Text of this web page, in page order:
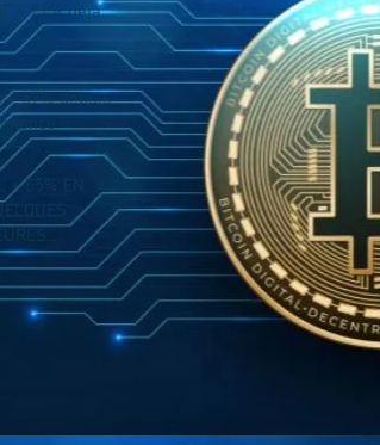
+ 21% déjà....
+ 67% depuis
+ 55% EN